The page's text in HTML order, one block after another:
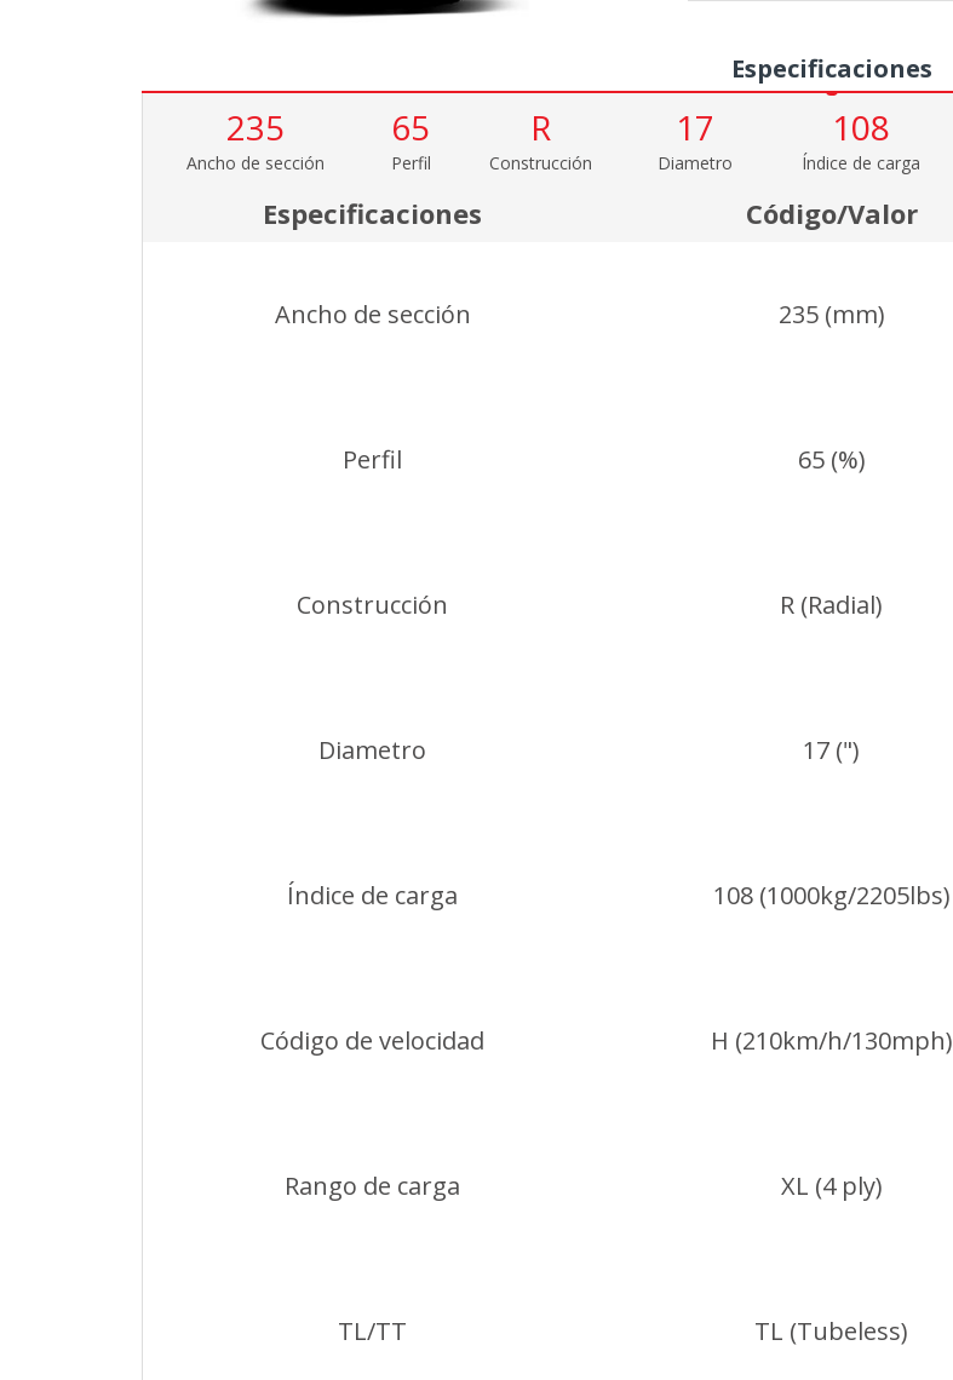
Especificaciones
235
Ancho de sección
65
Perfil
R
Construcción
17
Diametro
108
Índice de carga
Especificaciones Código/Valor
Ancho de sección 235 (mm)
Perfil 65 (%)
Construcción R (Radial)
Diametro 17 (")
Índice de carga 108 (1000kg/2205lbs)
Código de velocidad H (210km/h/130mph)
Rango de carga XL (4 ply)
TL/TT TL (Tubeless)